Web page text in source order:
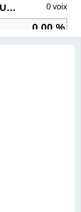
Liste conduite par Denis THURIOT 0 voix
0,00 %